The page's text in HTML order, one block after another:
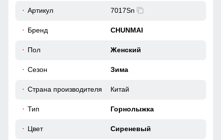
обязательно должна присутствовать в горнолыжной
передвижения можно расстегнуть молнии, чтобы Вы не
закрыть, чтобы сохранить тепло, если идет речь о
факторов, таких как ветер.
Артикул 7017Sn
Бренд CHUNMAI
Пол Женский
Сезон Зима
Страна производителя Китай
Тип Горнолыжка
Цвет Сиреневый